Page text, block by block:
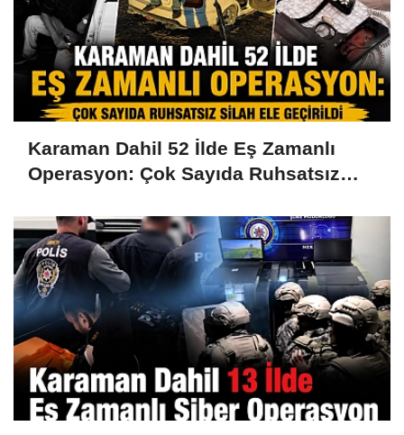
Karaman Dahil 52 İlde Eş Zamanlı
Operasyon: Çok Sayıda Ruhsatsız